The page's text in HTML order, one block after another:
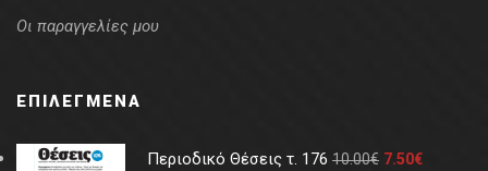
Οι παραγγελίες μου
ΕΠΙΛΕΓΜΈΝΑ
Περιοδικό Θέσεις τ. 176 10.00€ 7.50€